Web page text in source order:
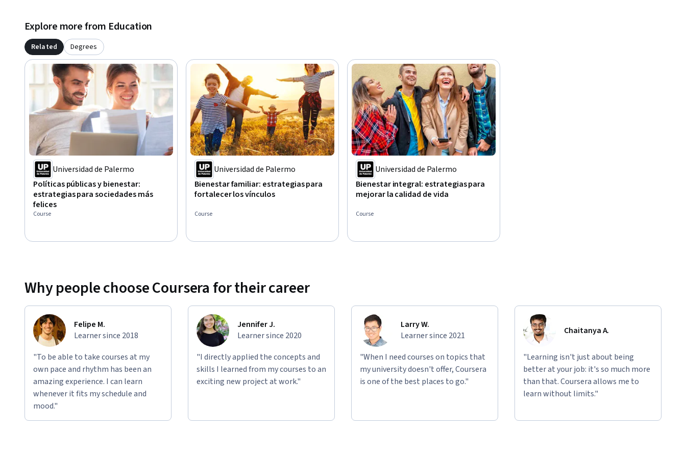
Explore more from Education
Related Degrees
Universidad de Palermo
Políticas públicas y bienestar:
estrategias para sociedades más
felices
Course
Universidad de Palermo
Bienestar familiar: estrategias para
fortalecer los vínculos
Course
Universidad de Palermo
Bienestar integral: estrategias para
mejorar la calidad de vida
Course
Why people choose Coursera for their career
Felipe M.
Learner since 2018
"To be able to take courses at my
own pace and rhythm has been an
amazing experience. I can learn
whenever it fits my schedule and
mood."
Jennifer J.
Learner since 2020
"I directly applied the concepts and
skills I learned from my courses to an
exciting new project at work."
Larry W.
Learner since 2021
"When I need courses on topics that
my university doesn't offer, Coursera
is one of the best places to go."
Chaitanya A.
"Learning isn't just about being
better at your job: it's so much more
than that. Coursera allows me to
learn without limits."